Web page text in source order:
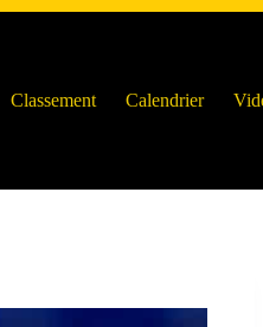
Classement Calendrier